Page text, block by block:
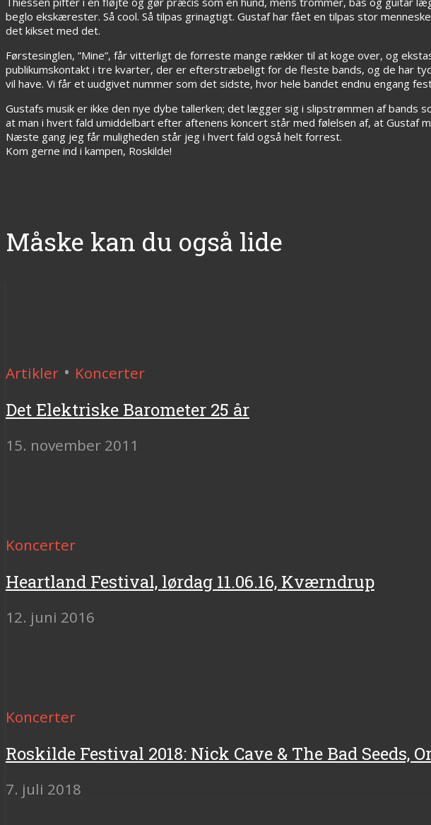
beglo ekskærester. Så cool. Så tilpas grinagtigt. Gustaf har fået en tilpas stor
det kikset med det.
Førstesinglen, ”Mine”, får vitterligt de forreste mange rækker til at koge over, og
publikumskontakt i tre kvarter, der er efterstræbeligt for de fleste bands, og de har
vil have. Vi får et uudgivet nummer som det sidste, hvor hele bandet endnu engang
Gustafs musik er ikke den nye dybe tallerken; det lægger sig i slipstrømmen af
at man i hvert fald umiddelbart efter aftenens koncert står med følelsen af, at Gustaf
Næste gang jeg får muligheden står jeg i hvert fald også helt forrest.
Kom gerne ind i kampen, Roskilde!
Måske kan du også lide
Artikler • Koncerter
Det Elektriske Barometer 25 år
15. november 2011
Koncerter
Heartland Festival, lørdag 11.06.16, Kværndrup
12. juni 2016
Koncerter
Roskilde Festival 2018: Nick Cave & The Bad Seeds,
7. juli 2018